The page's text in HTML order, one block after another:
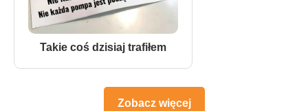
Takie coś dzisiaj trafiłem
Zobacz więcej